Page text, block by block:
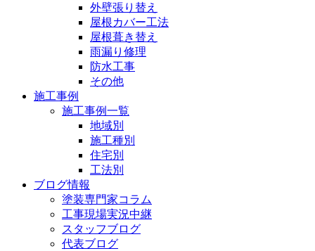
外壁張り替え
屋根カバー工法
屋根葺き替え
雨漏り修理
防水工事
その他
施工事例
施工事例一覧
地域別
施工種別
住宅別
工法別
ブログ情報
塗装専門家コラム
工事現場実況中継
スタッフブログ
代表ブログ